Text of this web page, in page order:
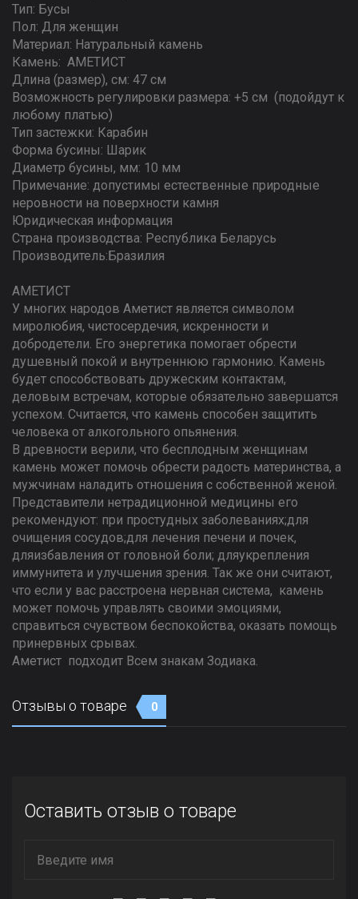
Тип: Бусы
Пол: Для женщин
Материал: Натуральный камень
Камень: АМЕТИСТ
Длина (размер), см: 47 см
Возможность регулировки размера: +5 см (подойдут к
любому платью)
Тип застежки: Карабин
Форма бусины: Шарик
Диаметр бусины, мм: 10 мм
Примечание: допустимы естественные природные
неровности на поверхности камня
Юридическая информация
Страна производства: Республика Беларусь
Производитель:Бразилия
АМЕТИСТ
У многих народов Аметист является символом
миролюбия, чистосердечия, искренности и
добродетели. Его энергетика помогает обрести
душевный покой и внутреннюю гармонию. Камень
будет способствовать дружеским контактам,
деловым встречам, которые обязательно завершатся
успехом. Считается, что камень способен защитить
человека от алкогольного опьянения.
В древности верили, что бесплодным женщинам
камень может помочь обрести радость материнства, а
мужчинам наладить отношения с собственной женой.
Представители нетрадиционной медицины его
рекомендуют: при простудных заболеваниях;для
очищения сосудов;для лечения печени и почек,
дляизбавления от головной боли; дляукрепления
иммунитета и улучшения зрения. Так же они считают,
что если у вас расстроена нервная система, камень
может помочь управлять своими эмоциями,
справиться счувством беспокойства, оказать помощь
принервных срывах.
Аметист подходит Всем знакам Зодиака.
Отзывы о товаре 0
Оставить отзыв о товаре